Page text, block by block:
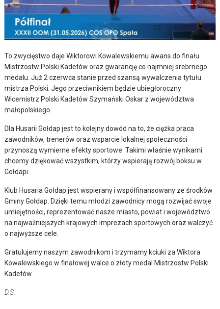
To zwycięstwo daje Wiktorowi Kowalewskiemu awans do finału
Mistrzostw Polski Kadetów oraz gwarancję co najmniej srebrnego
medalu. Już 2 czerwca stanie przed szansą wywalczenia tytułu
mistrza Polski. Jego przeciwnikiem będzie ubiegłoroczny
Wicemistrz Polski Kadetów Szymański Oskar z województwa
małopolskiego.
Dla Husarii Gołdap jest to kolejny dowód na to, że ciężka praca
zawodników, trenerów oraz wsparcie lokalnej społeczności
przynoszą wymierne efekty sportowe. Takimi właśnie wynikami
chcemy dziękować wszystkim, którzy wspierają rozwój boksu w
Gołdapi.
Klub Husaria Gołdap jest wspierany i współfinansowany ze środków
Gminy Gołdap. Dzięki temu młodzi zawodnicy mogą rozwijać swoje
umiejętności, reprezentować nasze miasto, powiat i województwo
na najważniejszych krajowych imprezach sportowych oraz walczyć
o najwyższe cele.
Gratulujemy naszym zawodnikom i trzymamy kciuki za Wiktora
Kowalewskiego w finałowej walce o złoty medal Mistrzostw Polski
Kadetów.
D.S.